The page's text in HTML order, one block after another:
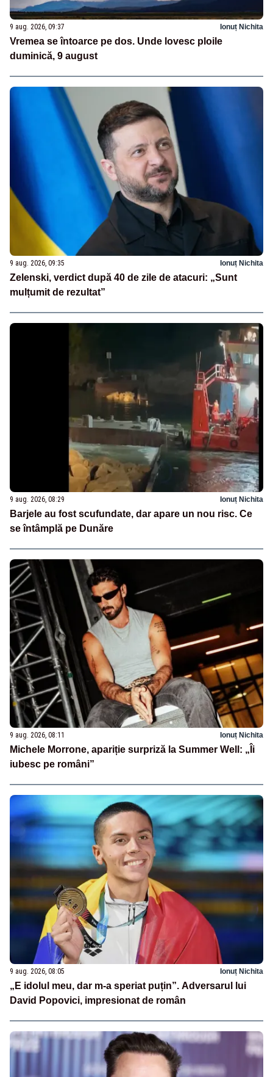
9 aug. 2026, 09:37 Ionuț Nichita
Vremea se întoarce pe dos. Unde lovesc ploile
duminică, 9 august
9 aug. 2026, 09:35 Ionuț Nichita
Zelenski, verdict după 40 de zile de atacuri: „Sunt
mulțumit de rezultat”
9 aug. 2026, 08:29 Ionuț Nichita
Barjele au fost scufundate, dar apare un nou risc. Ce
se întâmplă pe Dunăre
9 aug. 2026, 08:11 Ionuț Nichita
Michele Morrone, apariție surpriză la Summer Well: „Îi
iubesc pe români”
9 aug. 2026, 08:05 Ionuț Nichita
„E idolul meu, dar m-a speriat puțin”. Adversarul lui
David Popovici, impresionat de român